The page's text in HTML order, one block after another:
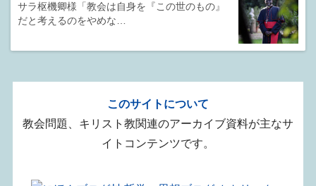
サラ枢機卿様「教会は自身を『この世のもの』
だと考えるのをやめな…
このサイトについて
教会問題、キリスト教関連のアーカイブ資料が主なサ
イトコンテンツです。